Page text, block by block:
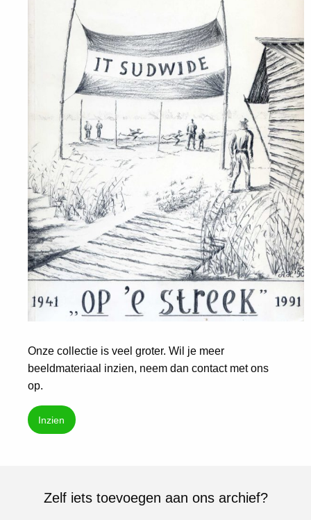
Onze collectie is veel groter. Wil je meer
beeldmateriaal inzien, neem dan contact met ons
op.
Inzien
Zelf iets toevoegen aan ons archief?